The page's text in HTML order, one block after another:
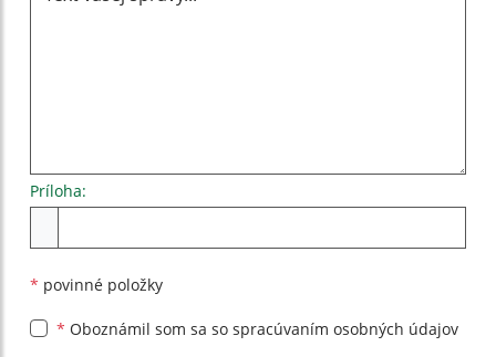
Príloha:
* povinné položky
* Oboznámil som sa so spracúvaním osobných údajov